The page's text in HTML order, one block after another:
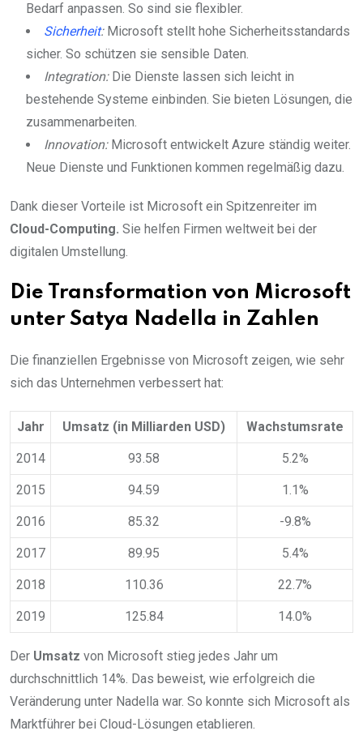
Bedarf anpassen. So sind sie flexibler.
Sicherheit:Microsoft stellt hohe Sicherheitsstandards
sicher. So schützen sie sensible Daten.
Integration:Die Dienste lassen sich leicht in
bestehende Systeme einbinden. Sie bieten Lösungen, die
zusammenarbeiten.
Innovation:Microsoft entwickelt Azure ständig weiter.
Neue Dienste und Funktionen kommen regelmäßig dazu.
Dank dieser Vorteile ist Microsoft ein Spitzenreiter im
Cloud-Computing. Sie helfen Firmen weltweit bei der
digitalen Umstellung.
Die Transformation von Microsoft
unter Satya Nadella in Zahlen
Die finanziellen Ergebnisse von Microsoft zeigen, wie sehr
sich das Unternehmen verbessert hat:
Jahr Umsatz (in Milliarden USD) Wachstumsrate
2014 93.58 5.2%
2015 94.59 1.1%
2016 85.32 -9.8%
2017 89.95 5.4%
2018 110.36 22.7%
2019 125.84 14.0%
Der Umsatz von Microsoft stieg jedes Jahr um
durchschnittlich 14%. Das beweist, wie erfolgreich die
Veränderung unter Nadella war. So konnte sich Microsoft als
Marktführer bei Cloud-Lösungen etablieren.